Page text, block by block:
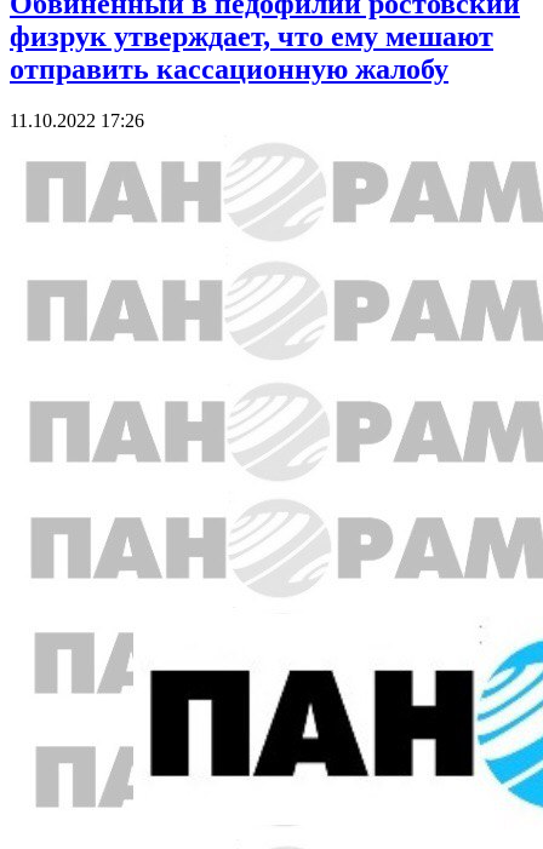
физрук утверждает, что ему мешают
отправить кассационную жалобу
11.10.2022 17:26